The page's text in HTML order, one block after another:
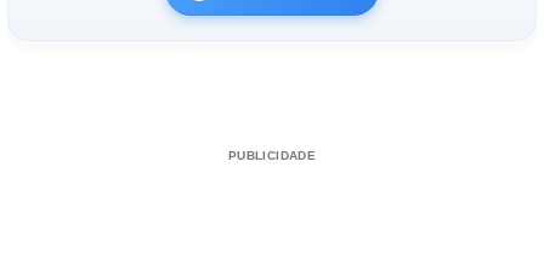
PUBLICIDADE